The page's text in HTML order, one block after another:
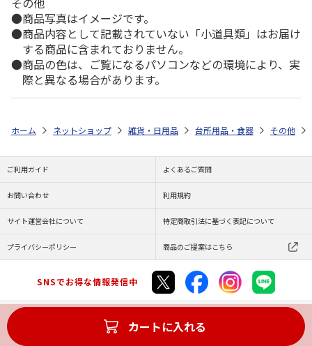
商品写真はイメージです。
商品内容として記載されていない「小道具類」はお届け
する商品に含まれておりません。
商品の色は、ご覧になるパソコンなどの環境により、実
際と異なる場合があります。
カートに入れる
ホーム ネットショップ 雑貨・日用品 台所用品・食器 その他
ご利用ガイド よくあるご質問
お問い合わせ 利用規約
サイト運営会社について 特定商取引法に基づく表記について
プライバシーポリシー 商品のご提案はこちら
SNSでお得な情報発信中